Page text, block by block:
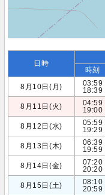
日時
時刻
8月10日(月)
03:59
18:39
8月11日(火)
04:59
19:00
8月12日(水)
05:59
19:29
8月13日(木)
06:39
19:59
8月14日(金)
07:20
20:20
8月15日(土)
08:10
20:59